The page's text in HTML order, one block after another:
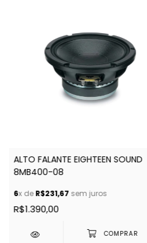
ALTO FALANTE EIGHTEEN SOUND
8MB400-08
6x deR$231,67 sem juros
R$1.390,00